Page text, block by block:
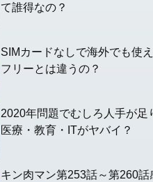
て誰得なの？
SIMカードなしで海外でも使
フリーとは違うの？
2020年問題でむしろ人手が足
医療・教育・ITがヤバイ？
キン肉マン第253話～第260